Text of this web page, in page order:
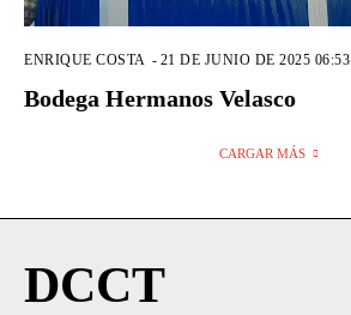
ENRIQUE COSTA - 21 DE JUNIO DE 2025 06:53
Bodega Hermanos Velasco
CARGAR MÁS
DCCT